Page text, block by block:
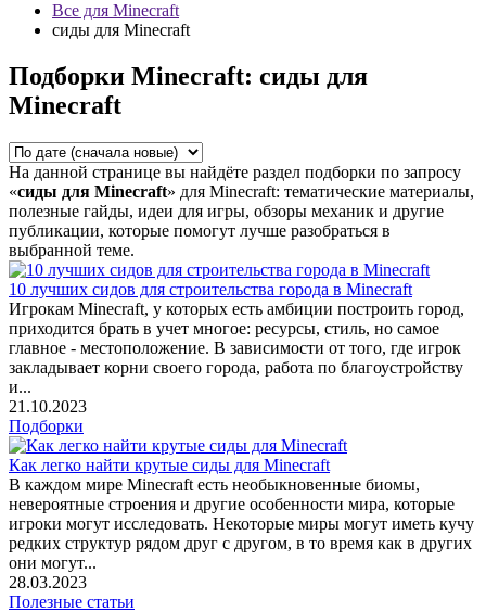
Все для Minecraft
сиды для Minecraft
Подборки Minecraft: сиды для
Minecraft
На данной странице вы найдёте раздел подборки по запросу
«сиды для Minecraft» для Minecraft: тематические материалы,
полезные гайды, идеи для игры, обзоры механик и другие
публикации, которые помогут лучше разобраться в
выбранной теме.
10 лучших сидов для строительства города в Minecraft
Игрокам Minecraft, у которых есть амбиции построить город,
приходится брать в учет многое: ресурсы, стиль, но самое
главное - местоположение. В зависимости от того, где игрок
закладывает корни своего города, работа по благоустройству
и...
21.10.2023
Подборки
Как легко найти крутые сиды для Minecraft
В каждом мире Minecraft есть необыкновенные биомы,
невероятные строения и другие особенности мира, которые
игроки могут исследовать. Некоторые миры могут иметь кучу
редких структур рядом друг c другом, в то время как в других
они могут...
28.03.2023
Полезные статьи